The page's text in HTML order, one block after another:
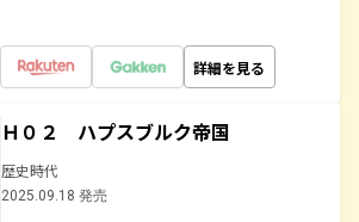
詳細を見る
Ｈ０２ ハプスブルク帝国
歴史時代
2025.09.18 発売